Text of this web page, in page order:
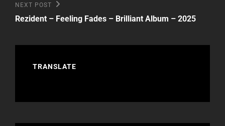
Next
Post
NEXT POST
Rezident – Feeling Fades – Brilliant Album – 2025
TRANSLATE